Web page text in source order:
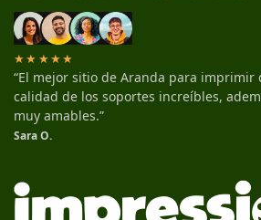
★★★★★
“El mejor sitio de Aranda para imprimir
calidad de los soportes increíbles,
muy amables.”
Sara O.